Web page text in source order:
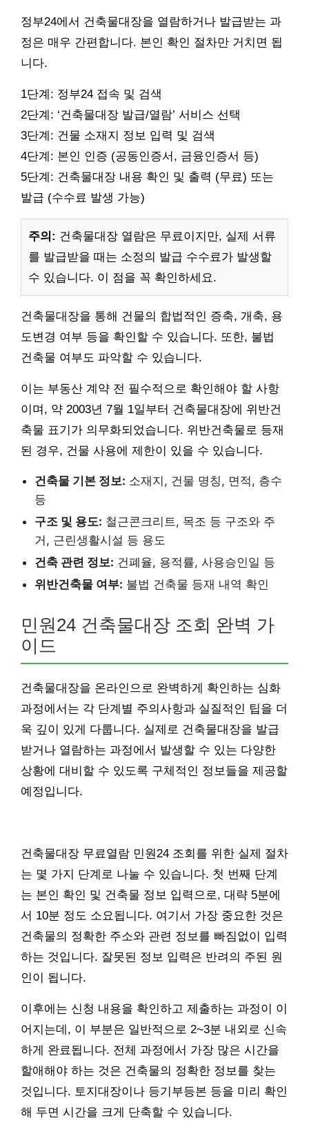
정부24에서 건축물대장을 열람하거나 발급받는 과
정은 매우 간편합니다. 본인 확인 절차만 거치면 됩
니다.
1단계: 정부24 접속 및 검색
2단계: ‘건축물대장 발급/열람’ 서비스 선택
3단계: 건물 소재지 정보 입력 및 검색
4단계: 본인 인증 (공동인증서, 금융인증서 등)
5단계: 건축물대장 내용 확인 및 출력 (무료) 또는
발급 (수수료 발생 가능)
주의: 건축물대장 열람은 무료이지만, 실제 서류
를 발급받을 때는 소정의 발급 수수료가 발생할
수 있습니다. 이 점을 꼭 확인하세요.
건축물대장을 통해 건물의 합법적인 증축, 개축, 용
도변경 여부 등을 확인할 수 있습니다. 또한, 불법
건축물 여부도 파악할 수 있습니다.
이는 부동산 계약 전 필수적으로 확인해야 할 사항
이며, 약 2003년 7월 1일부터 건축물대장에 위반건
축물 표기가 의무화되었습니다. 위반건축물로 등재
된 경우, 건물 사용에 제한이 있을 수 있습니다.
건축물 기본 정보: 소재지, 건물 명칭, 면적, 층수
등
구조 및 용도: 철근콘크리트, 목조 등 구조와 주
거, 근린생활시설 등 용도
건축 관련 정보: 건폐율, 용적률, 사용승인일 등
위반건축물 여부: 불법 건축물 등재 내역 확인
민원24 건축물대장 조회 완벽 가
이드
건축물대장을 온라인으로 완벽하게 확인하는 심화
과정에서는 각 단계별 주의사항과 실질적인 팁을 더
욱 깊이 있게 다룹니다. 실제로 건축물대장을 발급
받거나 열람하는 과정에서 발생할 수 있는 다양한
상황에 대비할 수 있도록 구체적인 정보들을 제공할
예정입니다.
건축물대장 무료열람 민원24 조회를 위한 실제 절차
는 몇 가지 단계로 나눌 수 있습니다. 첫 번째 단계
는 본인 확인 및 건축물 정보 입력으로, 대략 5분에
서 10분 정도 소요됩니다. 여기서 가장 중요한 것은
건축물의 정확한 주소와 관련 정보를 빠짐없이 입력
하는 것입니다. 잘못된 정보 입력은 반려의 주된 원
인이 됩니다.
이후에는 신청 내용을 확인하고 제출하는 과정이 이
어지는데, 이 부분은 일반적으로 2~3분 내외로 신속
하게 완료됩니다. 전체 과정에서 가장 많은 시간을
할애해야 하는 것은 건축물의 정확한 정보를 찾는
것입니다. 토지대장이나 등기부등본 등을 미리 확인
해 두면 시간을 크게 단축할 수 있습니다.